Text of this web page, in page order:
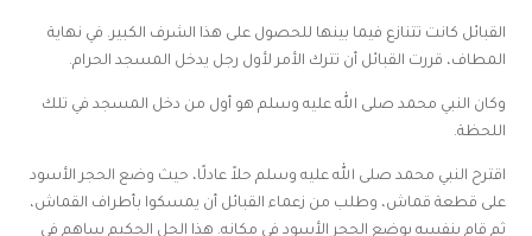
القبائل كانت تتنازع فيما بينها للحصول على هذا الشرف الكبير. في نهاية
المطاف، قررت القبائل أن تترك الأمر لأول رجل يدخل المسجد الحرام.
وكان النبي محمد صلى الله عليه وسلم هو أول من دخل المسجد في تلك
اللحظة.
اقترح النبي محمد صلى الله عليه وسلم حلاً عادلًا، حيث وضع الحجر الأسود
على قطعة قماش، وطلب من زعماء القبائل أن يمسكوا بأطراف القماش،
ثم قام بنفسه بوضع الحجر الأسود في مكانه. هذا الحل الحكيم ساهم في